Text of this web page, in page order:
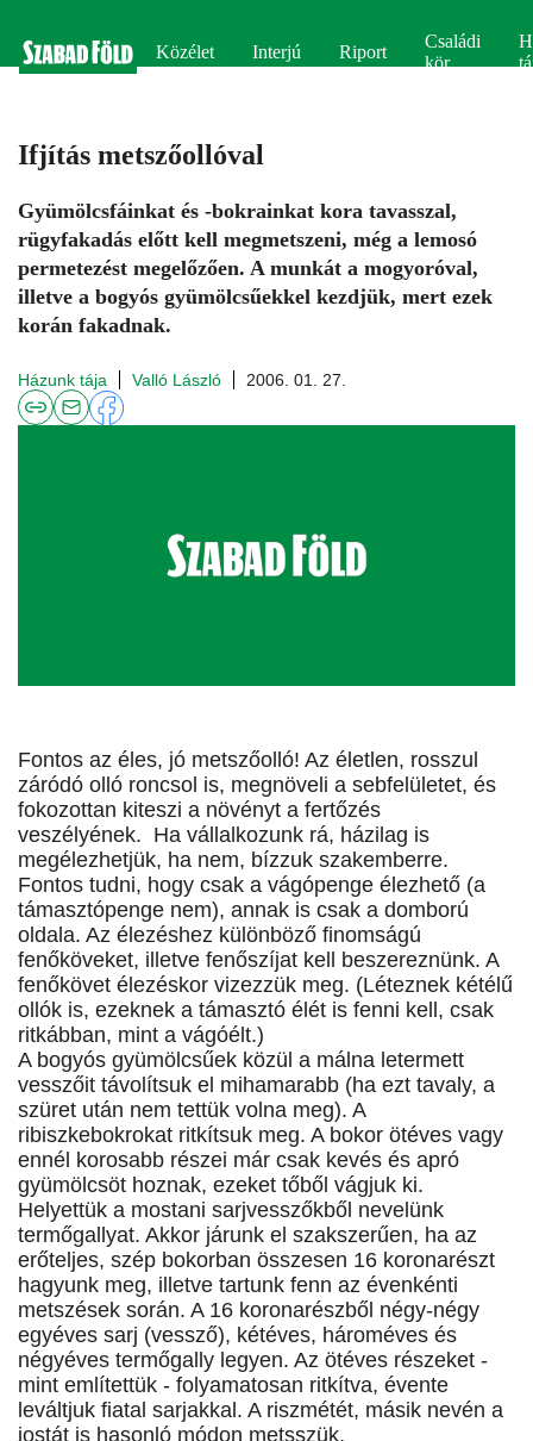
Közélet Interjú Riport
Családi
kör
Ifjítás metszőollóval
Gyümölcsfáinkat és -bokrainkat kora tavasszal,
rügyfakadás előtt kell megmetszeni, még a lemosó
permetezést megelőzően. A munkát a mogyoróval,
illetve a bogyós gyümölcsűekkel kezdjük, mert ezek
korán fakadnak.
Házunk tája Valló László 2006. 01. 27.
Fontos az éles, jó metszőolló! Az életlen, rosszul
záródó olló roncsol is, megnöveli a sebfelületet, és
fokozottan kiteszi a növényt a fertőzés
veszélyének. Ha vállalkozunk rá, házilag is
megélezhetjük, ha nem, bízzuk szakemberre.
Fontos tudni, hogy csak a vágópenge élezhető (a
támasztópenge nem), annak is csak a domború
oldala. Az élezéshez különböző finomságú
fenőköveket, illetve fenőszíjat kell beszereznünk. A
fenőkövet élezéskor vizezzük meg. (Léteznek kétélű
ollók is, ezeknek a támasztó élét is fenni kell, csak
ritkábban, mint a vágóélt.)
A bogyós gyümölcsűek közül a málna letermett
vesszőit távolítsuk el mihamarabb (ha ezt tavaly, a
szüret után nem tettük volna meg). A
ribiszkebokrokat ritkítsuk meg. A bokor ötéves vagy
ennél korosabb részei már csak kevés és apró
gyümölcsöt hoznak, ezeket tőből vágjuk ki.
Helyettük a mostani sarjvesszőkből nevelünk
termőgallyat. Akkor járunk el szakszerűen, ha az
erőteljes, szép bokorban összesen 16 koronarészt
hagyunk meg, illetve tartunk fenn az évenkénti
metszések során. A 16 koronarészből négy-négy
egyéves sarj (vessző), kétéves, hároméves és
négyéves termőgally legyen. Az ötéves részeket -
mint említettük - folyamatosan ritkítva, évente
leváltjuk fiatal sarjakkal. A riszmétét, másik nevén a
jostát is hasonló módon metsszük.